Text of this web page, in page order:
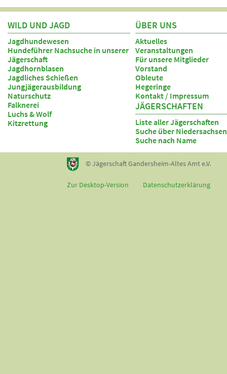
WILD UND JAGD
Jagdhundewesen
Hundeführer Nachsuche in unserer
Jägerschaft
Jagdhornblasen
Jagdliches Schießen
Jungjägerausbildung
Naturschutz
Falknerei
Luchs & Wolf
Kitzrettung
ÜBER UNS
Aktuelles
Veranstaltungen
Für unsere Mitglieder
Vorstand
Obleute
Hegeringe
Kontakt / Impressum
JÄGERSCHAFTEN
Liste aller Jägerschaften
Suche über
Suche nach Name
© Jägerschaft Gandersheim-Altes Amt e.V.
Zur Desktop-Version Datenschutzerklärung